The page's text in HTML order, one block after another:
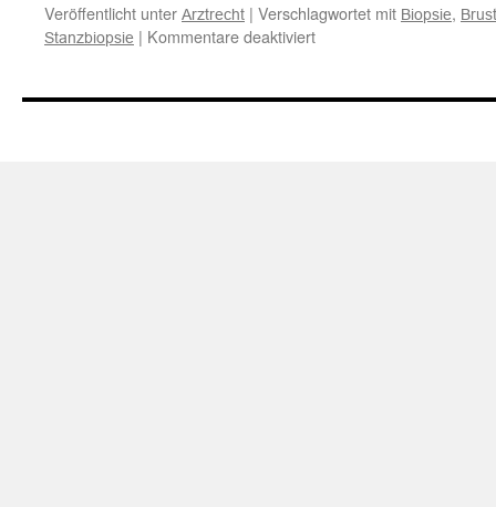
Veröffentlicht unter Arztrecht | Verschlagwortet mit Biopsie,
Stanzbiopsie | Kommentare deaktiviertfür
der